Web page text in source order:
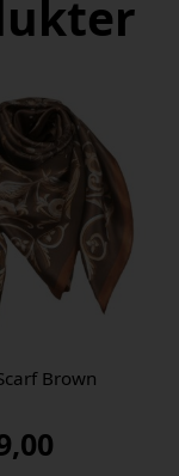
Brown